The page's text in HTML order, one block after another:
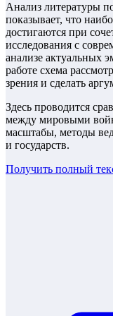
Анализ литературы
показывает, что
достигаются при
исследования с
анализе актуальных
работе схема
зрения и сделать
Здесь проводится
между мировыми
масштабы, методы
и государств.
Получить полный